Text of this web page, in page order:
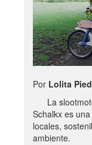
Por Lolita
La
Schalkx es
locales,
ambiente.